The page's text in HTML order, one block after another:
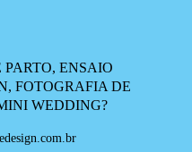
ENSAIO
FOTOGRAFIA DE
WEDDING?